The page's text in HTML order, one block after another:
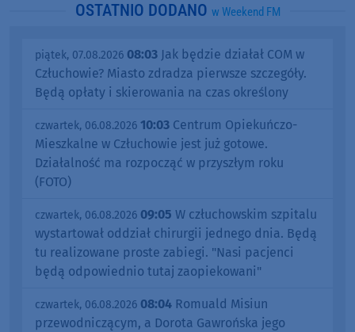
OSTATNIO DODANO w Weekend FM
piątek, 07.08.2026 08:03 Jak będzie działał COM w
Człuchowie? Miasto zdradza pierwsze szczegóły.
Będą opłaty i skierowania na czas określony
czwartek, 06.08.2026 10:03 Centrum Opiekuńczo-
Mieszkalne w Człuchowie jest już gotowe.
Działalność ma rozpocząć w przyszłym roku
(FOTO)
czwartek, 06.08.2026 09:05 W człuchowskim szpitalu
wystartował oddział chirurgii jednego dnia. Będą
tu realizowane proste zabiegi. "Nasi pacjenci
będą odpowiednio tutaj zaopiekowani"
czwartek, 06.08.2026 08:04 Romuald Misiun
przewodniczącym, a Dorota Gawrońska jego